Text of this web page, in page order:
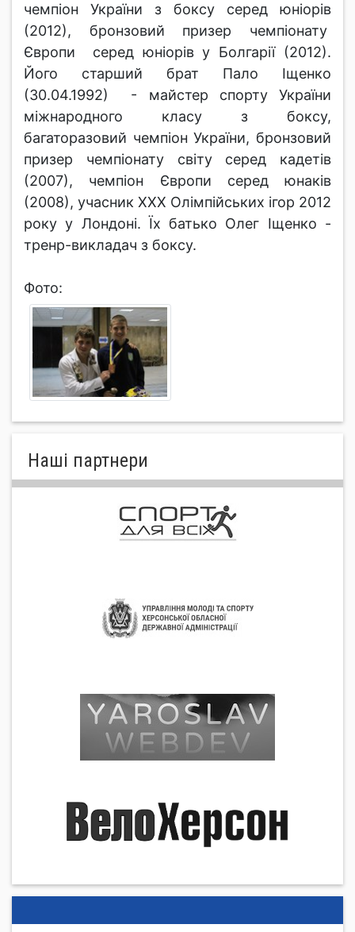
чемпіон України з боксу серед юніорів
(2012), бронзовий призер чемпіонату
Європи серед юніорів у Болгарії (2012).
Його старший брат Пало Іщенко
(30.04.1992) - майстер спорту України
міжнародного класу з боксу,
багаторазовий чемпіон України, бронзовий
призер чемпіонату світу серед кадетів
(2007), чемпіон Європи серед юнаків
(2008), учасник ХХХ Олімпійських ігор 2012
року у Лондоні. Їх батько Олег Іщенко -
тренр-викладач з боксу.
Фото:
Нашi партнери